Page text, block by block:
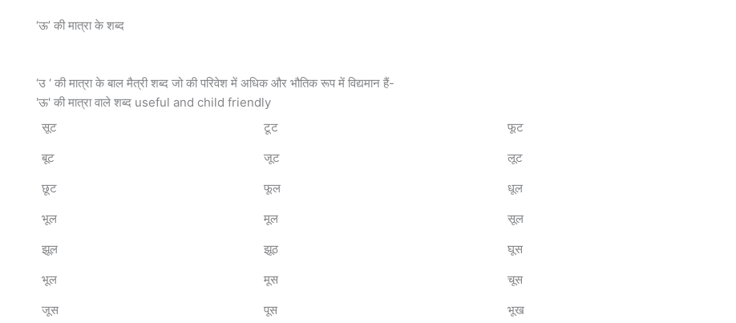
‘ऊ’ की मात्रा के शब्द
‘उ ‘ की मात्रा के बाल मैत्री शब्द जो की परिवेश में अधिक और भौतिक रूप में विद्यमान हैं-
'ऊ' की मात्रा वाले शब्द useful and child friendly
सूट
टूट
फूट
बूट
जूट
लूट
छूट
फूल
धूल
भूल
मूल
सूल
झूल
झूठ
घूस
भूल
मूस
चूस
जूस
पूस
भूख